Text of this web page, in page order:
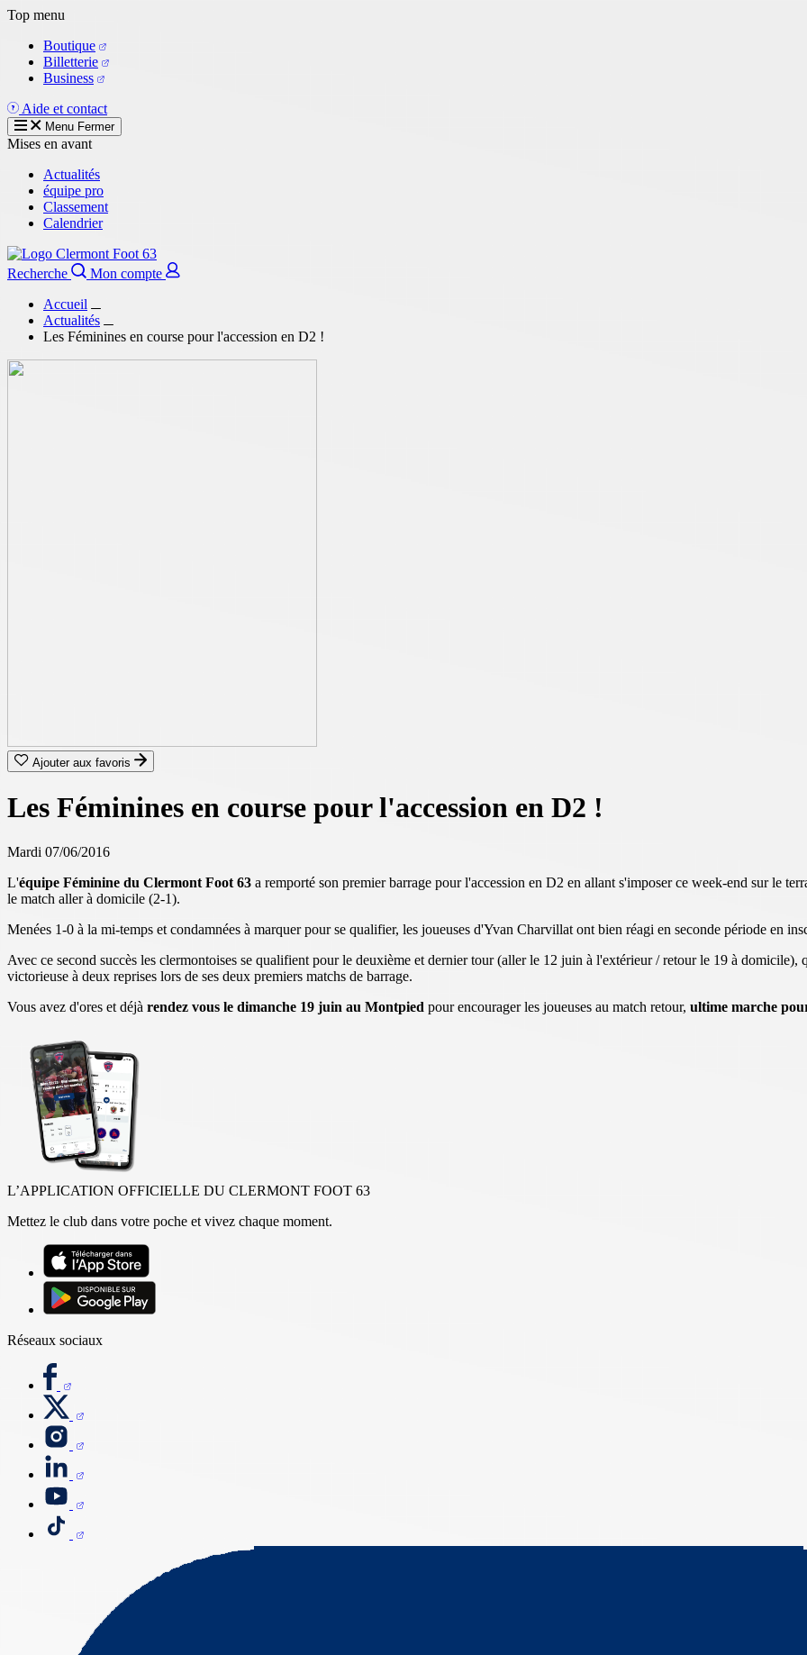
Aller
contenu
principal
Top menu
Boutique
Billetterie
Business
Aide et contact
Menu Fermer
Mises en avant
Actualités
équipe pro
Classement
Calendrier
Recherche
Mon compte
Accueil
Actualités
Les Féminines en course pour l'accession en D2 !
Ajouter aux favoris
Les Féminines en course pour l'accession en D2 !
Mardi 07/06/2016
L'équipe Féminine du Clermont Foot 63 a remporté son premier barrage pour l'accession en D2 en allant s'imposer ce week-end sur le
le match aller à domicile (2-1).
Menées 1-0 à la mi-temps et condamnées à marquer pour se qualifier, les joueuses d'Yvan Charvillat ont bien réagi en seconde période en
Avec ce second succès les clermontoises se qualifient pour le deuxième et dernier tour (aller le 12 juin à l'extérieur / retour le 19 à domicile),
victorieuse à deux reprises lors de ses deux premiers matchs de barrage.
Vous avez d'ores et déjà rendez vous le dimanche 19 juin au Montpied pour encourager les joueuses au match retour, ultime marche
L’APPLICATION OFFICIELLE DU CLERMONT FOOT 63
Mettez le club dans votre poche et vivez chaque moment.
Réseaux sociaux